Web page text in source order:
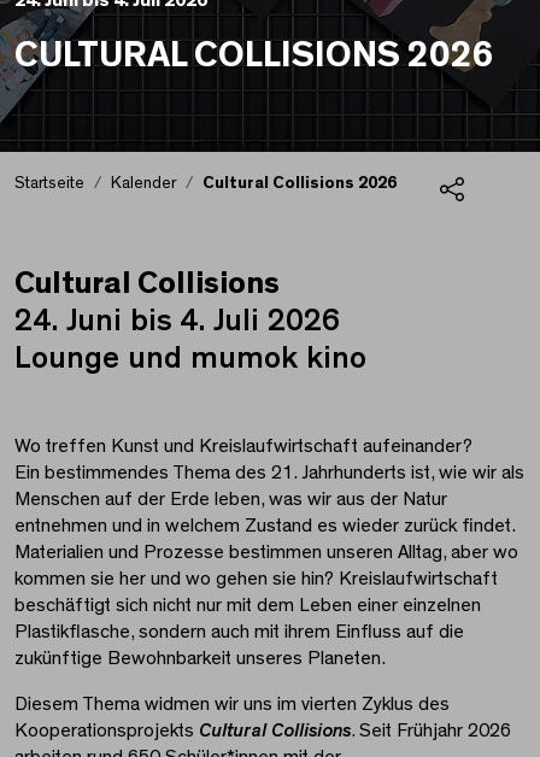
CULTURAL COLLISIONS 2026
Startseite Kalender Cultural Collisions 2026
Cultural Collisions
Cultural Collisions
24. Juni bis 4. Juli 2026
Lounge und mumok kino
Wo treffen Kunst und Kreislaufwirtschaft aufeinander?
Ein bestimmendes Thema des 21. Jahrhunderts ist, wie wir als
Menschen auf der Erde leben, was wir aus der Natur
entnehmen und in welchem Zustand es wieder zurück findet.
Materialien und Prozesse bestimmen unseren Alltag, aber wo
kommen sie her und wo gehen sie hin? Kreislaufwirtschaft
beschäftigt sich nicht nur mit dem Leben einer einzelnen
Plastikflasche, sondern auch mit ihrem Einfluss auf die
zukünftige Bewohnbarkeit unseres Planeten.
Diesem Thema widmen wir uns im vierten Zyklus des
Kooperationsprojekts Cultural Collisions. Seit Frühjahr 2026